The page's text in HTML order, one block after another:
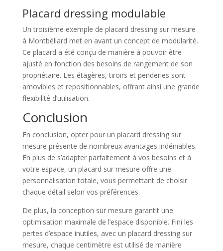
Placard dressing modulable
Un troisième exemple de placard dressing sur mesure
à Montbéliard met en avant un concept de modularité.
Ce placard a été conçu de manière à pouvoir être
ajusté en fonction des besoins de rangement de son
propriétaire. Les étagères, tiroirs et penderies sont
amovibles et repositionnables, offrant ainsi une grande
flexibilité d’utilisation.
Conclusion
En conclusion, opter pour un placard dressing sur
mesure présente de nombreux avantages indéniables.
En plus de s’adapter parfaitement à vos besoins et à
votre espace, un placard sur mesure offre une
personnalisation totale, vous permettant de choisir
chaque détail selon vos préférences.
De plus, la conception sur mesure garantit une
optimisation maximale de l’espace disponible. Fini les
pertes d’espace inutiles, avec un placard dressing sur
mesure, chaque centimètre est utilisé de manière